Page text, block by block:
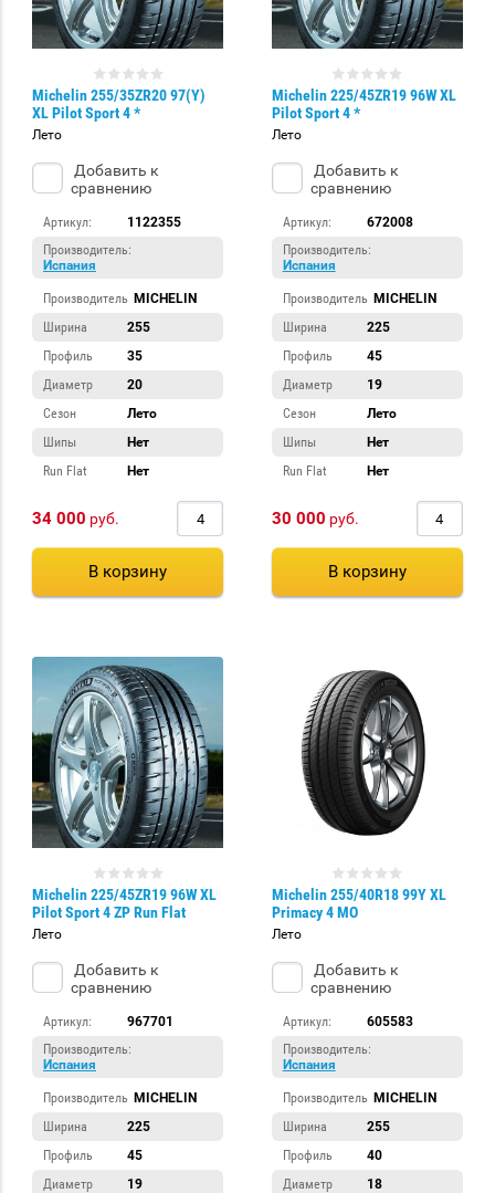
Michelin 255/35ZR20 97(Y)
XL Pilot Sport 4 *
Лето
Добавить к
сравнению
Артикул:
1122355
Производитель:
Испания
Производитель MICHELIN
Ширина
255
Профиль
35
Диаметр
20
Сезон
Лето
Шипы
Нет
Run Flat
Нет
34 000 руб.
В корзину
Michelin 225/45ZR19 96W XL
Pilot Sport 4 *
Лето
Добавить к
сравнению
Артикул:
672008
Производитель:
Испания
Производитель MICHELIN
Ширина
225
Профиль
45
Диаметр
19
Сезон
Лето
Шипы
Нет
Run Flat
Нет
30 000 руб.
В корзину
Michelin 225/45ZR19 96W XL
Pilot Sport 4 ZP Run Flat
Лето
Добавить к
сравнению
Артикул:
967701
Производитель:
Испания
Производитель MICHELIN
Ширина
225
Профиль
45
Диаметр
19
Michelin 255/40R18 99Y XL
Primacy 4 MO
Лето
Добавить к
сравнению
Артикул:
605583
Производитель:
Испания
Производитель MICHELIN
Ширина
255
Профиль
40
Диаметр
18